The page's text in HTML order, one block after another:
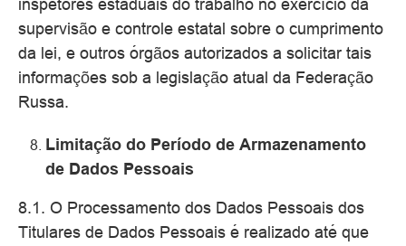
inspetores estaduais do trabalho no exercício da
supervisão e controle estatal sobre o cumprimento
da lei, e outros órgãos autorizados a solicitar tais
informações sob a legislação atual da Federação
Russa.
Limitação do Período de Armazenamento
de Dados Pessoais
8.1. O Processamento dos Dados Pessoais dos
Titulares de Dados Pessoais é realizado até que